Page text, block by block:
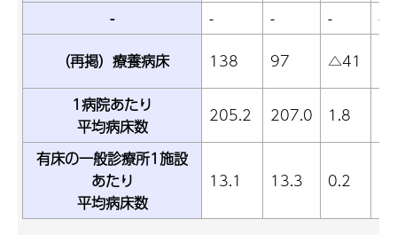
-
- - -
-
（再掲）療養病床
138 97 △41
1病院あたり
平均病床数
205.2 207.0 1.8
有床の一般診療所1施設
あたり
平均病床数
13.1 13.3 0.2